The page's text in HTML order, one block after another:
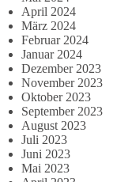
April 2024
März 2024
Februar 2024
Januar 2024
Dezember 2023
November 2023
Oktober 2023
September 2023
August 2023
Juli 2023
Juni 2023
Mai 2023